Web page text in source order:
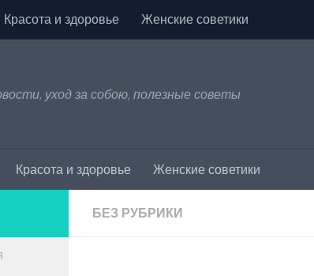
Красота и здоровье Женские советики
уход за собою, полезные советы
Красота и здоровье Женские советики
БЕЗ РУБРИКИ